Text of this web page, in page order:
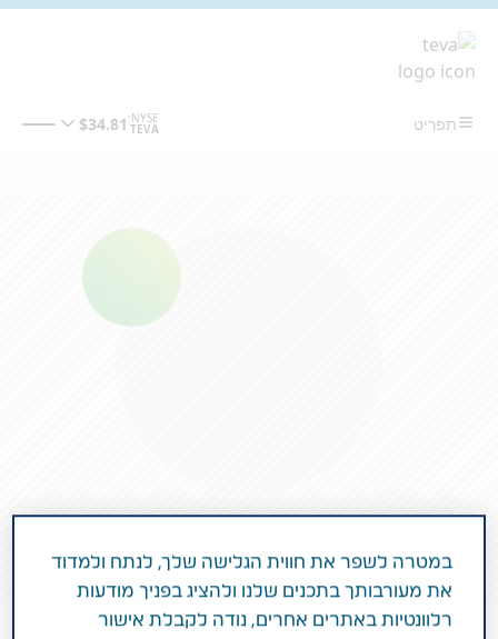
בריאות האישה ופיריון
במטרה לשפר את חווית הגלישה שלך, לנתח ולמדוד
את מעורבותך בתכנים שלנו ולהציג בפניך מודעות
רלוונטיות באתרים אחרים, נודה לקבלת אישור